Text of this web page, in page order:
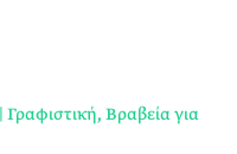
Βραβεία για